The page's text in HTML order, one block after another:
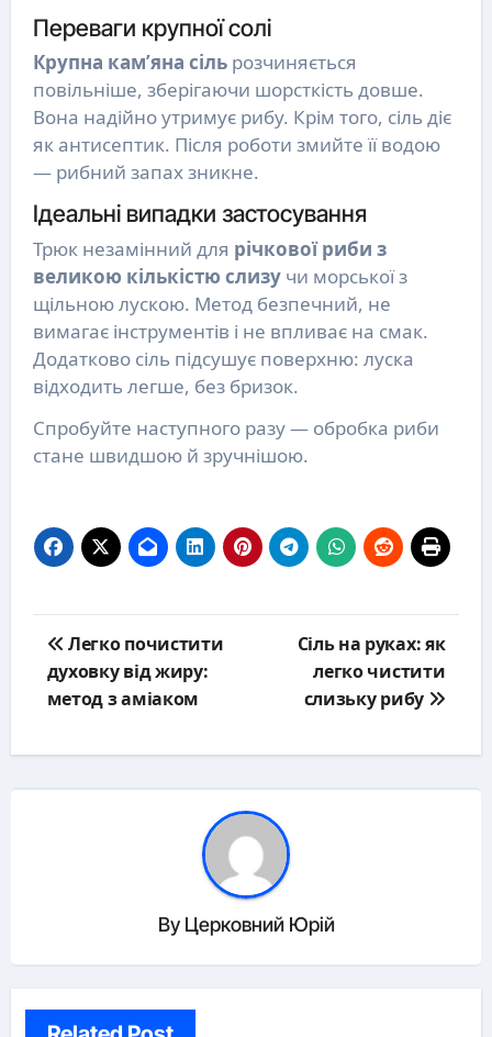
Переваги крупної солі
Крупна кам’яна сільрозчиняється
повільніше, зберігаючи шорсткість довше.
Вона надійно утримує рибу. Крім того, сіль діє
як антисептик. Після роботи змийте її водою
— рибний запах зникне.
Ідеальні випадки застосування
Трюк незамінний для річкової риби з
великою кількістю слизучи морської з
щільною лускою. Метод безпечний, не
вимагає інструментів і не впливає на смак.
Додатково сіль підсушує поверхню: луска
відходить легше, без бризок.
Спробуйте наступного разу — обробка риби
стане швидшою й зручнішою.
navigation
Легко почистити
духовку від жиру:
метод з аміаком
Сіль на руках: як
легко чистити
слизьку рибу
By Церковний Юрій